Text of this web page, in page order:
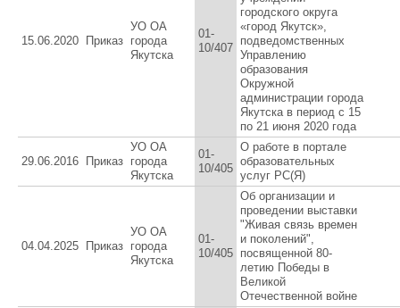
15.06.2020 Приказ
УО ОА
города
Якутска
01-
10/407
городского округа
«город Якутск»,
подведомственных
Управлению
образования
Окружной
администрации города
Якутска в период с 15
по 21 июня 2020 года
29.06.2016 Приказ
УО ОА
города
Якутска
01-
10/405
О работе в портале
образовательных
услуг РС(Я)
04.04.2025 Приказ
УО ОА
города
Якутска
01-
10/405
Об организации и
проведении выставки
"Живая связь времен
и поколений",
посвященной 80-
летию Победы в
Великой
Отечественной войне